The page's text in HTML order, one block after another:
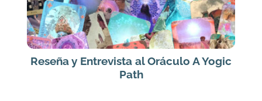
Reseña y Entrevista al Oráculo A Yogic
Path